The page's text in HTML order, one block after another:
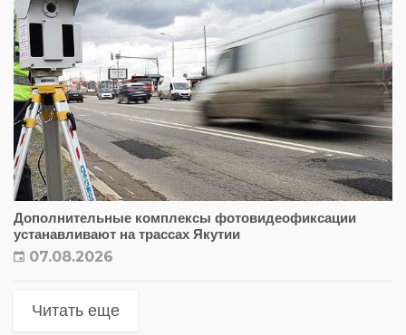
Дополнительные комплексы фотовидеофиксации
устанавливают на трассах Якутии
07.08.2026
Читать еще